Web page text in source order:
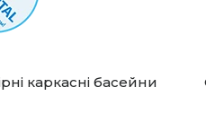
каркасні басейни